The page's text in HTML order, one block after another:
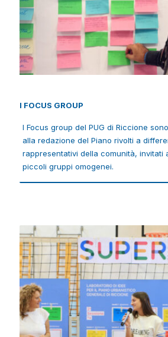
I FOCUS GROUP
I Focus group del PUG di Riccione
alla redazione del Piano rivolti a
rappresentativi della comunità, invitati
piccoli gruppi omogenei.
I FOCUS GROUP
I Focus group del PUG di Riccione
alla redazione del Piano rivolti a